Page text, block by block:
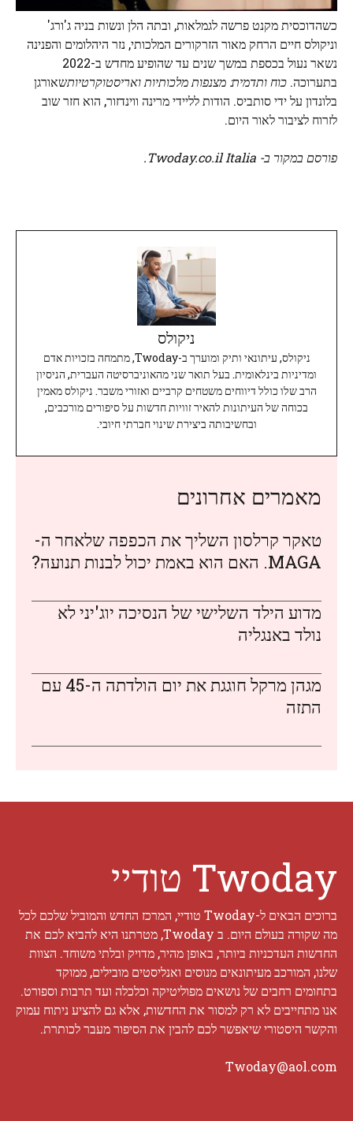
כשהדוכסית מקנט פרשה לגמלאות, ובתה הלן ונשות בניה ג'ורג'
וניקולס חיים הרחק מאור הזרקורים המלכותי, נזר היהלומים והפנינה
נשאר נעול בכספת במשך שנים עד שהופיע מחדש ב-2022
בתערוכה. כוח ותדמית: מצנפות מלכותיות ואריסטוקרטיותשאורגן
בלונדון על ידי סותביס. הודות לליידי מרינה ווינדזור, הוא חזר שוב
לזרוח לציבור לאור היום.
פורסם במקור ב- Twoday.co.il Italia.
ניקולס
ניקולס, עיתונאי ותיק ומוערך ב-Twoday, מתמחה בזכויות אדם
ומדיניות בינלאומית. בעל תואר שני מהאוניברסיטה העברית, הניסיון
הרב שלו כולל דיווחים משטחים קרביים ואזורי משבר. ניקולס מאמין
בכוחה של העיתונות להאיר זוויות חדשות על סיפורים מורכבים,
ובחשיבותה ביצירת שינוי חברתי חיובי.
מאמרים אחרונים
טאקר קרלסון השליך את הכפפה שלאחר ה-
MAGA. האם הוא באמת יכול לבנות תנועה?
מדוע הילד השלישי של הנסיכה יוג'יני לא
נולד באנגליה
מגהן מרקל חוגגת את יום הולדתה ה-45 עם
התזה
Twoday טודיי
ברוכים הבאים ל-Twoday טודיי, המרכז החדש והמוביל שלכם לכל
מה שקורה בעולם היום. ב Twoday, מטרתנו היא להביא לכם את
החדשות העדכניות ביותר, באופן מהיר, מדויק ובלתי משוחד. הצוות
שלנו, המורכב מעיתונאים מנוסים ואנליסטים מובילים, ממוקד
בתחומים רחבים של נושאים מפוליטיקה וכלכלה ועד תרבות וספורט.
אנו מתחייבים לא רק למסור את החדשות, אלא גם להציע ניתוח עמוק
והקשר היסטורי שיאפשר לכם להבין את הסיפור מעבר לכותרת.
Twoday@aol.com